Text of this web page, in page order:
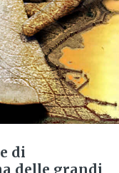
di
delle grandi